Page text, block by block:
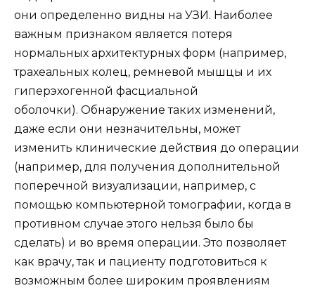
они определенно видны на УЗИ. Наиболее
важным признаком является потеря
нормальных архитектурных форм (например,
трахеальных колец, ремневой мышцы и их
гиперэхогенной фасциальной
оболочки). Обнаружение таких изменений,
даже если они незначительны, может
изменить клинические действия до операции
(например, для получения дополнительной
поперечной визуализации, например, с
помощью компьютерной томографии, когда в
противном случае этого нельзя было бы
сделать) и во время операции. Это позволяет
как врачу, так и пациенту подготовиться к
возможным более широким проявлениям